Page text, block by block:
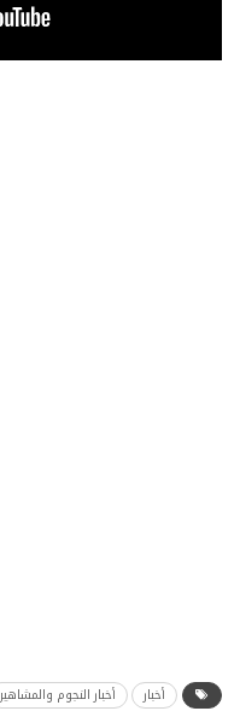
أخبار أخبار النجوم والمشاهير